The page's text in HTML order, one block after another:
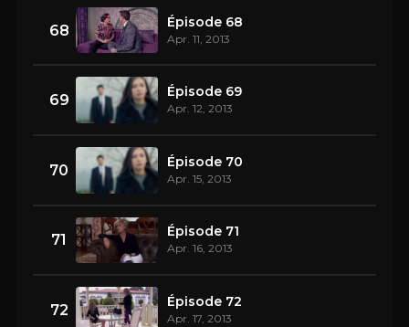
68 Épisode 68
Apr. 11, 2013
69 Épisode 69
Apr. 12, 2013
70 Épisode 70
Apr. 15, 2013
71 Épisode 71
Apr. 16, 2013
72 Épisode 72
Apr. 17, 2013